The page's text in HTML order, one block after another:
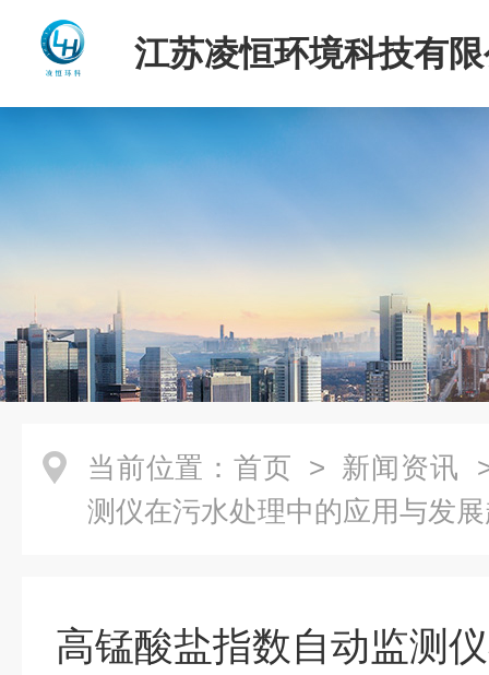
江苏凌恒环境科技有
当前位置： 首页 > 新闻资讯
测仪在污水处理中的应用与发
高锰酸盐指数自动监测